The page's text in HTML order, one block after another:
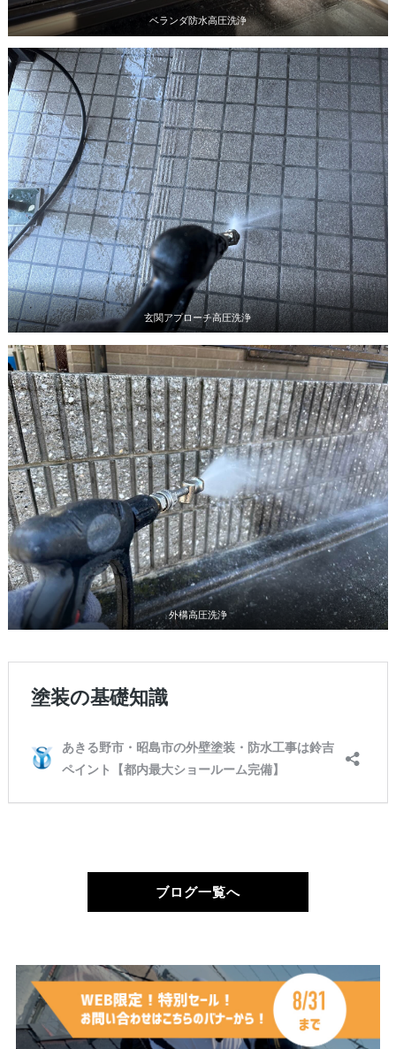
ベランダ防水高圧洗浄
玄関アプローチ高圧洗浄
外構高圧洗浄
ブログ一覧へ